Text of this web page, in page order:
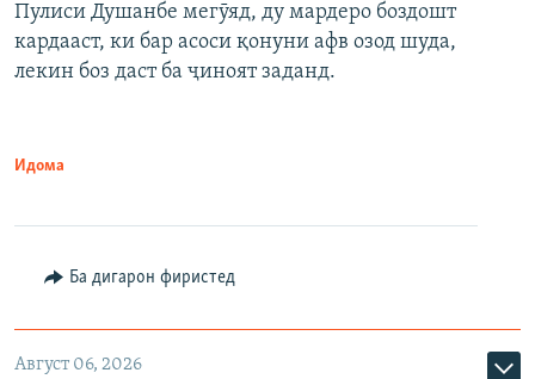
Пулиси Душанбе мегӯяд, ду мардеро боздошт
кардааст, ки бар асоси қонуни афв озод шуда,
лекин боз даст ба ҷиноят заданд.
Идома
Ба дигарон фиристед
Август 06, 2026